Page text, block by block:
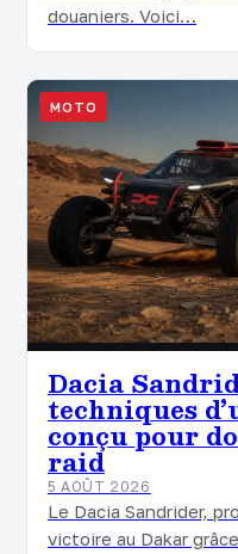
douaniers. Voici…
MOTO
Dacia
techniques
conçu pour
raid
5 AOÛT 2026
Le Dacia Sandrider,
victoire au Dakar